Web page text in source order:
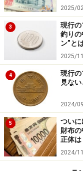
2025/
3
現行
釣りの
ン”と
2025/
4
現行の
見な
2024/
5
ついに
財布
正体は
2024/